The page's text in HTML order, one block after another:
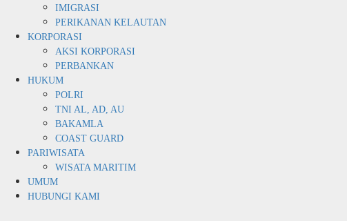
IMIGRASI
PERIKANAN KELAUTAN
KORPORASI
AKSI KORPORASI
PERBANKAN
HUKUM
POLRI
TNI AL, AD, AU
BAKAMLA
COAST GUARD
PARIWISATA
WISATA MARITIM
UMUM
HUBUNGI KAMI